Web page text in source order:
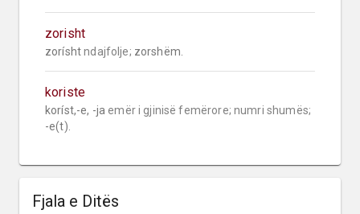
zorisht
zorísht ndajfolje; zorshëm.
koriste
koríst,-e, -ja emër i gjinisë femërore; numri shumës;
-e(t).
Fjala e Ditës